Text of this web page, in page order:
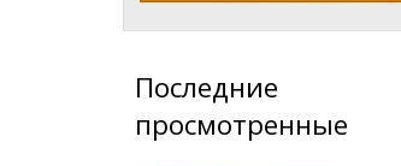
Последние
просмотренные